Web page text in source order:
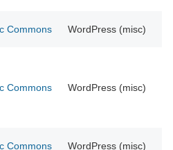
Commons WordPress (misc)
Commons WordPress (misc)
Commons WordPress (misc)